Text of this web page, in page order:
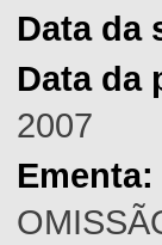
Data da
Data da
2007
Ementa: